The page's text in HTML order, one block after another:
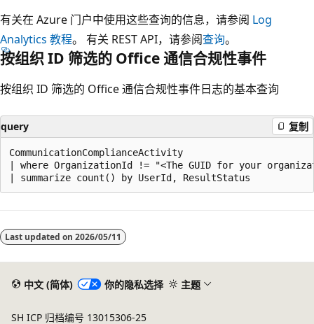
有关在 Azure 门户中使用这些查询的信息，请参阅 Log
Analytics 教程。 有关 REST API，请参阅查询。
按组织 ID 筛选的 Office 通信合规性事件
按组织 ID 筛选的 Office 通信合规性事件日志的基本查询
query 复制
CommunicationComplianceActivity
| where OrganizationId != "<The GUID for your
模
式
Last updated on 2026/05/11
中文 (简体) 你的隐私选择 主题
SH ICP 归档编号 13015306-25